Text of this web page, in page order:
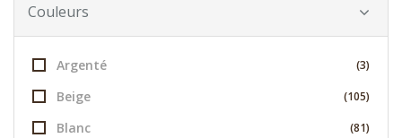
Couleurs
Argenté (3)
Beige (105)
Blanc (81)